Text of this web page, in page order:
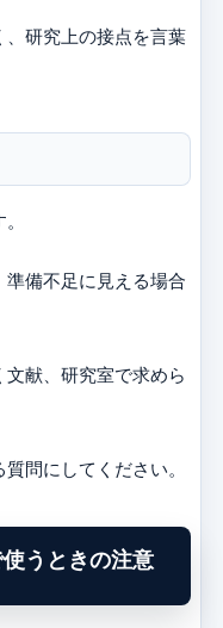
、研究上の接点を言葉
備不足に見える場合
献、研究室で求めら
問にしてください。
うときの注意